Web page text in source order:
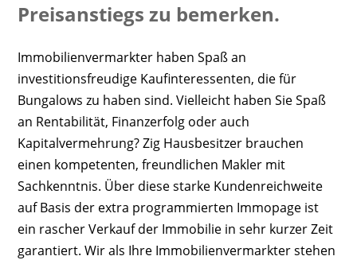
Preisanstiegs zu bemerken.
Immobilienvermarkter haben Spaß an
investitionsfreudige Kaufinteressenten, die für
Bungalows zu haben sind. Vielleicht haben Sie Spaß
an Rentabilität, Finanzerfolg oder auch
Kapitalvermehrung? Zig Hausbesitzer brauchen
einen kompetenten, freundlichen Makler mit
Sachkenntnis. Über diese starke Kundenreichweite
auf Basis der extra programmierten Immopage ist
ein rascher Verkauf der Immobilie in sehr kurzer Zeit
garantiert. Wir als Ihre Immobilienvermarkter stehen